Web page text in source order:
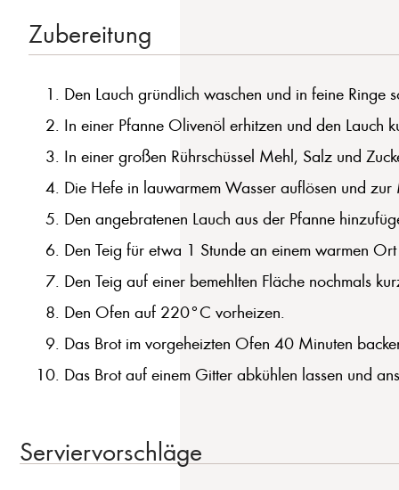
Zubereitung
Den Lauch gründlich waschen und in feine Ringe
In einer Pfanne Olivenöl erhitzen und den Lauch
In einer großen Rührschüssel Mehl, Salz und
Die Hefe in lauwarmem Wasser auflösen und zur
Den angebratenen Lauch aus der Pfanne
Den Teig für etwa 1 Stunde an einem warmen
Den Teig auf einer bemehlten Fläche nochmals
Den Ofen auf 220°C vorheizen.
Das Brot im vorgeheizten Ofen 40 Minuten
Das Brot auf einem Gitter abkühlen lassen und
Serviervorschläge